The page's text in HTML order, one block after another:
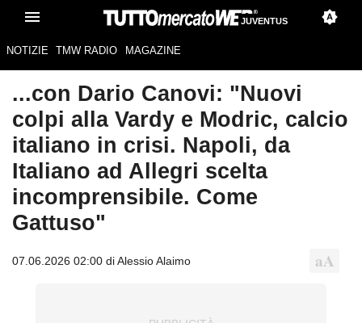
JUVENTUS
NOTIZIE TMW RADIO MAGAZINE
...con Dario Canovi: "Nuovi
colpi alla Vardy e Modric, calcio
italiano in crisi. Napoli, da
Italiano ad Allegri scelta
incomprensibile. Come
Gattuso"
07.06.2026 02:00 di Alessio Alaimo